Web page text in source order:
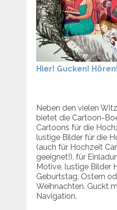
Hier! Gucken!
Neben den vielen
bietet die Cartoon-
Cartoons für die
lustige Bilder für die
(auch für Hochzeit
geeignet!), für
Motive, lustige Bilder
Geburtstag, Ostern
Weihnachten. Guckt
Navigation.